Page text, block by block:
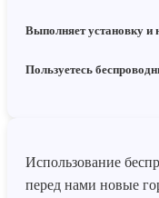
Выполняет установку и
Пользуетесь
Использование
перед нами новые